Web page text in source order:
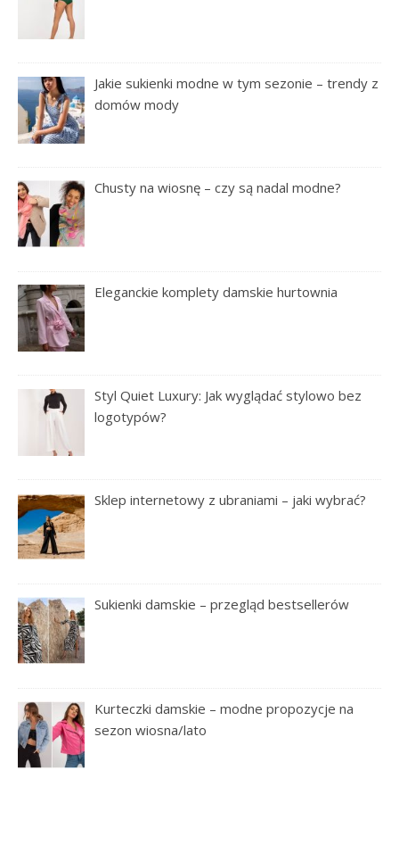
Jakie sukienki modne w tym sezonie – trendy z
domów mody
Chusty na wiosnę – czy są nadal modne?
Eleganckie komplety damskie hurtownia
Styl Quiet Luxury: Jak wyglądać stylowo bez
logotypów?
Sklep internetowy z ubraniami – jaki wybrać?
Sukienki damskie – przegląd bestsellerów
Kurteczki damskie – modne propozycje na
sezon wiosna/lato